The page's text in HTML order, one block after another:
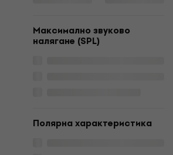
Максимално звуково
налягане (SPL)
Полярна характеристика